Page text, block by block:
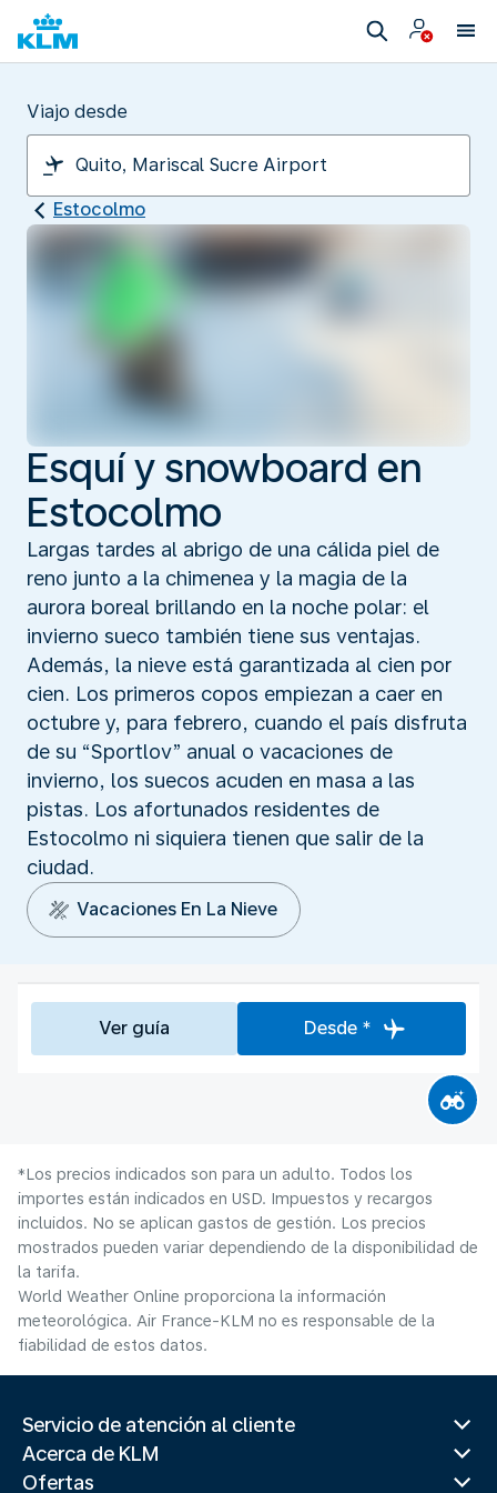
Viajo desde
Estocolmo
Esquí y snowboard en
Estocolmo
Largas tardes al abrigo de una cálida piel de
reno junto a la chimenea y la magia de la
aurora boreal brillando en la noche polar: el
invierno sueco también tiene sus ventajas.
Además, la nieve está garantizada al cien por
cien. Los primeros copos empiezan a caer en
octubre y, para febrero, cuando el país disfruta
de su “Sportlov” anual o vacaciones de
invierno, los suecos acuden en masa a las
pistas. Los afortunados residentes de
Estocolmo ni siquiera tienen que salir de la
ciudad.
Vacaciones En La Nieve
Ver guía Desde *
*Los precios indicados son para un adulto. Todos los
importes están indicados en USD. Impuestos y recargos
incluidos. No se aplican gastos de gestión. Los precios
mostrados pueden variar dependiendo de la disponibilidad de
la tarifa.
World Weather Online proporciona la información
meteorológica. Air France-KLM no es responsable de la
fiabilidad de estos datos.
Servicio de atención al cliente
Acerca de KLM
Ofertas